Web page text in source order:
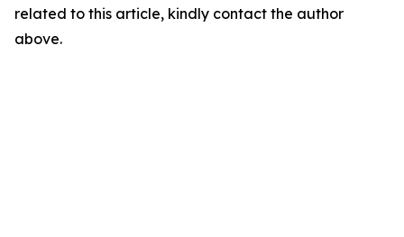
related to this article, kindly contact the author
above.